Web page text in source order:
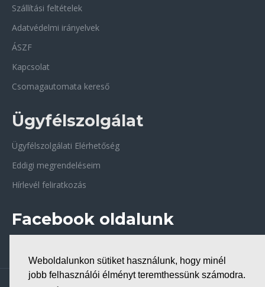
Weboldalunkon sütiket használunk, hogy minél
jobb felhasználói élményt teremthessünk számodra.
Szállítási feltételek
Adatvédelmi irányelvek
ÁSZF
Kapcsolat
Csomagautomata kereső
Ügyfélszolgálat
Ügyfélszolgálati Elérhetőség
Eddigi megrendeléseim
Hírlevél feliratkozás
Facebook oldalunk